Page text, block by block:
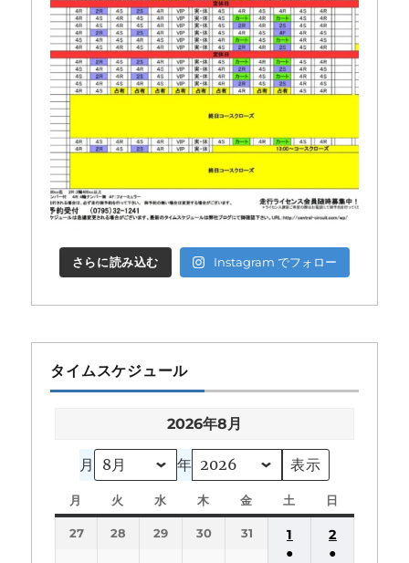
さらに読み込む Instagram でフォロー
タイムスケジュール
2026年8月
月 年
月
曜
日
火
曜
日
水
曜
日
木
曜
日
金
曜
土
曜
日
曜
27 28 29 30 31
1
●
2
●